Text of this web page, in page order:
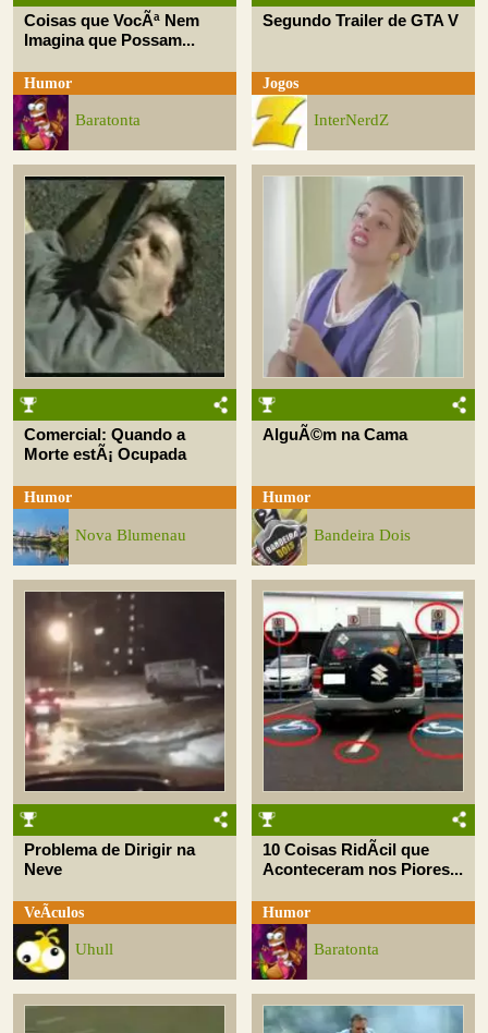
Coisas que VocÃª Nem
Imagina que Possam...
Humor
Baratonta
Segundo Trailer de GTA V
Jogos
InterNerdZ
Comercial: Quando a
Morte estÃ¡ Ocupada
Humor
Nova Blumenau
AlguÃ©m na Cama
Humor
Bandeira Dois
Problema de Dirigir na
Neve
VeÃ­culos
Uhull
10 Coisas RidÃ­cil que
Aconteceram nos Piores...
Humor
Baratonta